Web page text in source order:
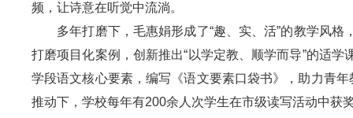
频，让诗意在听觉中流淌。
多年打磨下，毛惠娟形成了“趣、实、活”的教学风格
打磨项目化案例，创新推出“以学定教、顺学而导”的适
学段语文核心要素，编写《语文要素口袋书》，助力青
推动下，学校每年有200余人次学生在市级读写活动中获